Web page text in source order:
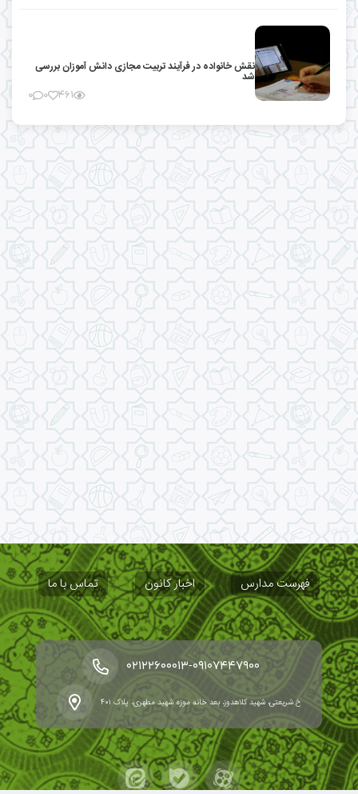
نقش خانواده در فرآیند تربیت مجازی دانش آموزان بررسی
شد
۴۶۱ ۰ ۰
فهرست مدارس اخبار کانون تماس با ما
خ شریعتی، شهید کلاهدوز، بعد خانه موزه شهید مطهری، پلاک ۴۰۱
۰۹۱۰۷۴۴۷۹۰۰-۰۲۱۲۲۶۰۰۰۱۳